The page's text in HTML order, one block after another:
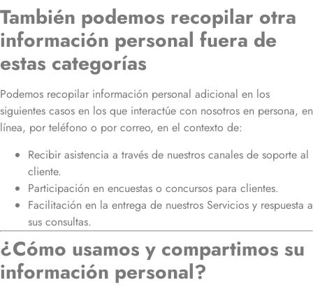
También podemos recopilar otra
información personal fuera de
estas categorías
Podemos recopilar información personal adicional en los
siguientes casos en los que interactúe con nosotros en persona, en
línea, por teléfono o por correo, en el contexto de:
Recibir asistencia a través de nuestros canales de soporte al
cliente.
Participación en encuestas o concursos para clientes.
Facilitación en la entrega de nuestros Servicios y respuesta a
sus consultas.
¿Cómo usamos y compartimos su
información personal?